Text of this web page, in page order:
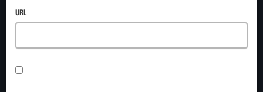
URL